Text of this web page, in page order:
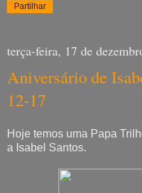
Partilhar
terça-feira, 17 de
Aniversário de
12-17
Hoje temos uma Papa
a Isabel Santos.